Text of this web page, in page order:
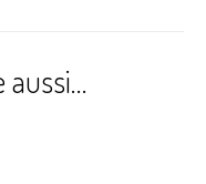
aussi…